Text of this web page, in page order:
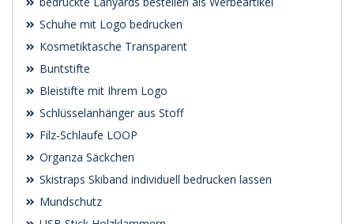
Schuhe mit Logo bedrucken
Kosmetiktasche Transparent
Buntstifte
Bleistifte mit Ihrem Logo
Schlüsselanhänger aus Stoff
Filz-Schlaufe LOOP
Organza Säckchen
Skistraps Skiband individuell bedrucken lassen
Mundschutz